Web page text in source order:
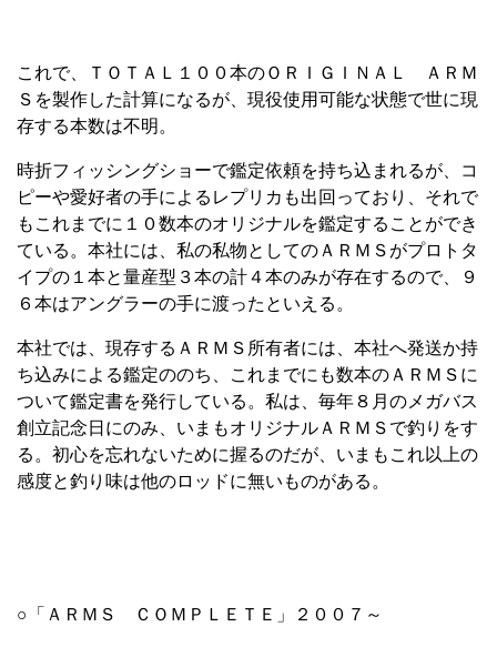
これで、ＴＯＴＡＬ１００本のＯＲＩＧＩＮＡＬ ＡＲＭ
Ｓを製作した計算になるが、現役使用可能な状態で世に現
存する本数は不明。
時折フィッシングショーで鑑定依頼を持ち込まれるが、コ
ピーや愛好者の手によるレプリカも出回っており、それで
もこれまでに１０数本のオリジナルを鑑定することができ
ている。本社には、私の私物としてのＡＲＭＳがプロトタ
イプの１本と量産型３本の計４本のみが存在するので、９
６本はアングラーの手に渡ったといえる。
本社では、現存するＡＲＭＳ所有者には、本社へ発送か持
ち込みによる鑑定ののち、これまでにも数本のＡＲＭＳに
ついて鑑定書を発行している。私は、毎年８月のメガバス
創立記念日にのみ、いまもオリジナルＡＲＭＳで釣りをす
る。初心を忘れないために握るのだが、いまもこれ以上の
感度と釣り味は他のロッドに無いものがある。
○「ＡＲＭＳ ＣＯＭＰＬＥＴＥ」２００７～